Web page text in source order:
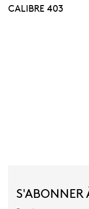
CALIBRE 403
S'ABONNER